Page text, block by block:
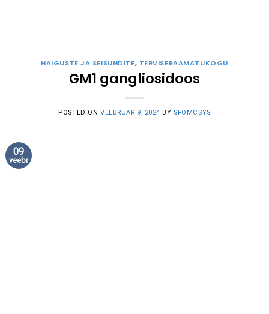
HAIGUSTE JA SEISUNDITE, TERVISERAAMATUKOGU
GM1 gangliosidoos
POSTED ON VEEBRUAR 9, 2024 BY SFOMCSYS
09
veebr